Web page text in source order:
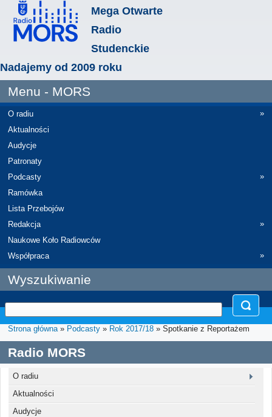
Mega Otwarte
Radio
Studenckie
Nadajemy od 2009 roku
Menu - MORS
O radiu
»
Aktualności
Audycje
Patronaty
Podcasty
»
Ramówka
Lista Przebojów
Redakcja
»
Naukowe Koło Radiowców
Współpraca
»
Wyszukiwanie
Strona główna» Podcasty » Rok 2017/18 » Spotkanie z Reportażem
Radio MORS
O radiu
Aktualności
Audycje